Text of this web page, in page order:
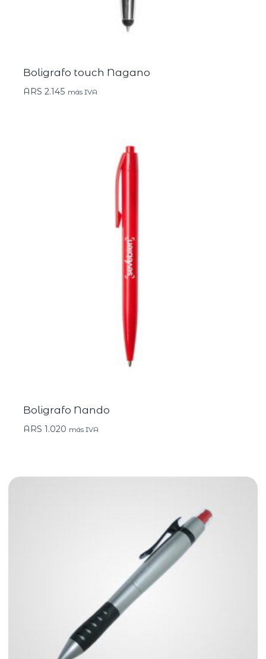
Boligrafo touch Nagano
ARS 2.145 más IVA
Boligrafo Nando
ARS 1.020 más IVA